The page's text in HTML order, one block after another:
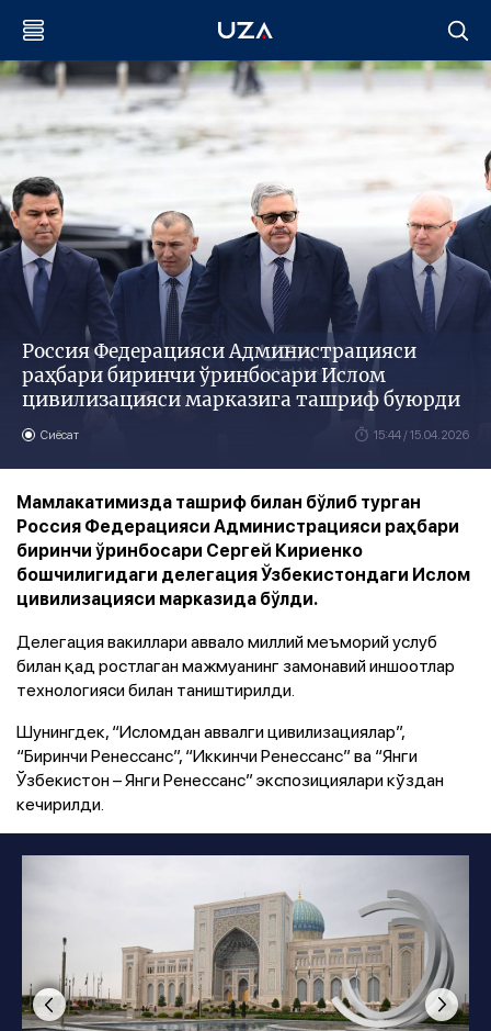
Россия Федерацияси Администрацияси
раҳбари биринчи ўринбосари Ислом
цивилизацияси марказига ташриф буюрди
Сиёсат 15:44 / 15.04.2026
Мамлакатимизда ташриф билан бўлиб турган
Россия Федерацияси Администрацияси раҳбари
биринчи ўринбосари Сергей Кириенко
бошчилигидаги делегация Ўзбекистондаги Ислом
цивилизацияси марказида бўлди.
Делегация вакиллари аввало миллий меъморий услуб
билан қад ростлаган мажмуанинг замонавий иншоотлар
технологияси билан таништирилди.
Шунингдек, “Исломдан аввалги цивилизациялар”,
“Биринчи Ренессанс”, “Иккинчи Ренессанс” ва “Янги
Ўзбекистон – Янги Ренессанс” экспозициялари кўздан
кечирилди.